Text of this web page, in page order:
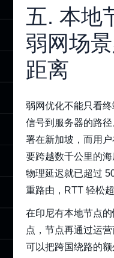
五. 本地
弱网场
距离
弱网优化不能只看
信号到服务器的路
署在新加坡，而用
要跨越数千公里的
物理延迟就已超过
重路由，RTT 轻松超
在印尼有本地节点
点，节点再通过运
可以把跨国绕路的